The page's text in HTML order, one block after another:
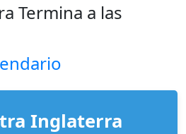
Termina a las
Inglaterra